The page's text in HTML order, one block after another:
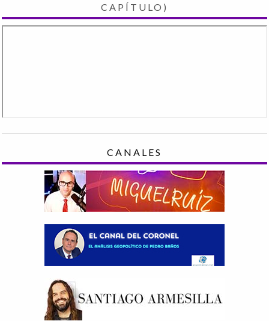
CAPÍTULO)
CANALES